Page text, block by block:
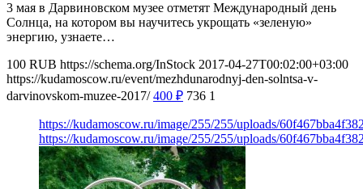
3 мая в Дарвиновском музее отметят Международный день
Солнца, на котором вы научитесь укрощать «зеленую»
энергию, узнаете…
100 RUB https://schema.org/InStock 2017-04-27T00:02:00+03:00
https://kudamoscow.ru/event/mezhdunarodnyj-den-solntsa-v-
darvinovskom-muzee-2017/ 400 ₽ 736 1
https://kudamoscow.ru/image/255/255/uploads/
https://kudamoscow.ru/image/255/255/uploads/